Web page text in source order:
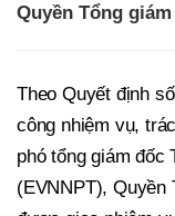
Quyền Tổng giám
Theo Quyết định
công nhiệm vụ,
phó tổng giám đốc
(EVNNPT), Quyền